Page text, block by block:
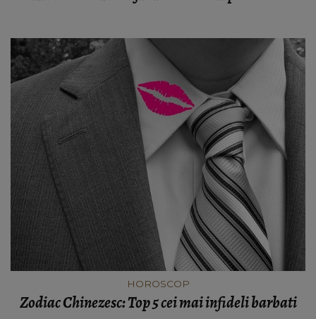
HOROSCOP
Zodiac Chinezesc: Top 5 cei mai infideli barbati